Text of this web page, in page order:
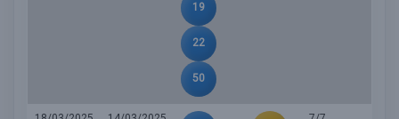
19
22
50